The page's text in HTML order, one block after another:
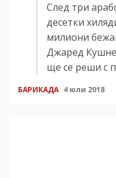
След три
десетки
милиони
Джаред
ще се реши с
БАРИКАДА 4 юли 2018